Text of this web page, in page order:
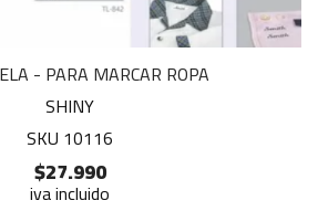
- PARA MARCAR ROPA
SHINY
SKU 10116
$27.990
iva incluido